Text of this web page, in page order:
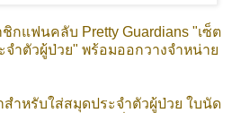
กแฟนคลับ Pretty Guardians "เซ็ต
จำตัวผู้ป่วย" พร้อมออกวางจำหน่าย
สำหรับใส่สมุดประจำตัวผู้ป่วย ใบนัด